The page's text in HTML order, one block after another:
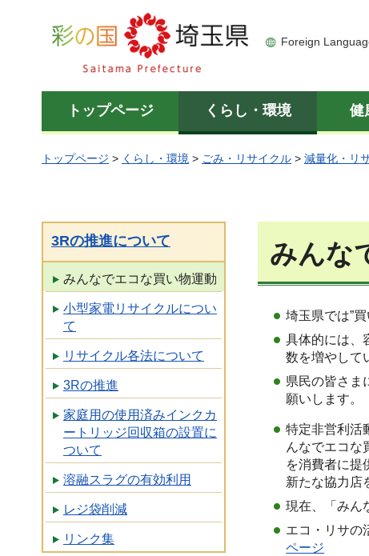
彩の国 埼玉県
Foreign
トップページ くらし・環境 健
トップページ > くらし・環境 > ごみ・リサイクル > 減量化・リ
3Rの推進について
みんなでエコな買い物運動
小型家電リサイクルについ
て
リサイクル各法について
3Rの推進
家庭用の使用済みインクカ
ートリッジ回収箱の設置に
ついて
溶融スラグの有効利用
レジ袋削減
リンク集
みんな
埼玉県では”
具体的には、
数を増やして
県民の皆さま
願いします。
特定非営利活
んなでエコな
を消費者に提
新たな協力店
現在、「みん
エコ・リサの
ページ